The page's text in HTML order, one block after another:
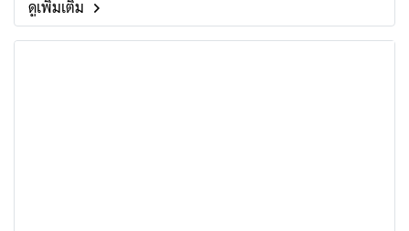
ดูเพิ่มเติม